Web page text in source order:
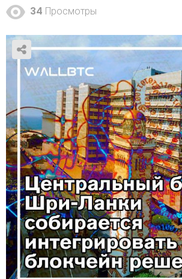
34 Просмотры